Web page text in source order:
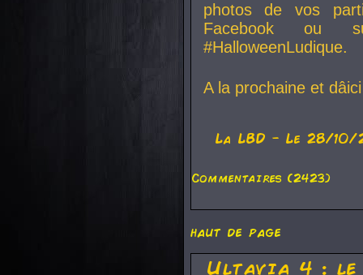
photos de vos
Facebook ou
#HalloweenLudique.
A la prochaine et
La LBD - Le 28/10/
Commentaires (2423)
haut de page
Ultavia 4 :